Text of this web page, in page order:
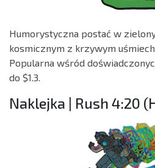
Humorystyczna postać w
kosmicznym z krzywym
Popularna wśród
do $1.3.
Naklejka | Rush 4:20